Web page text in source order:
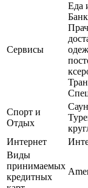
Сервисы
Еда
Спорт и
Отдых
Интернет
Виды
принимаемых
кредитных